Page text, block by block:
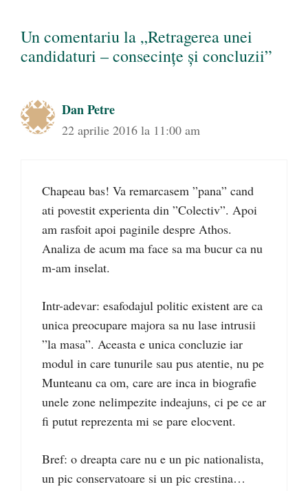
Un comentariu la „Retragerea unei
candidaturi – consecinţe şi concluzii”
Dan Petre
22 aprilie 2016 la 11:00 am
Chapeau bas! Va remarcasem ”pana” cand
ati povestit experienta din ”Colectiv”. Apoi
am rasfoit apoi paginile despre Athos.
Analiza de acum ma face sa ma bucur ca nu
m-am inselat.
Intr-adevar: esafodajul politic existent are ca
unica preocupare majora sa nu lase intrusii
”la masa”. Aceasta e unica concluzie iar
modul in care tunurile sau pus atentie, nu pe
Munteanu ca om, care are inca in biografie
unele zone nelimpezite indeajuns, ci pe ce ar
fi putut reprezenta mi se pare elocvent.
Bref: o dreapta care nu e un pic nationalista,
un pic conservatoare si un pic crestina…